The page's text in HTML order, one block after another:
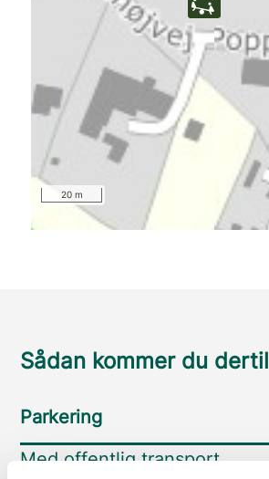
20 m
Sådan kommer du dertil
Parkering
Med offentlig transport